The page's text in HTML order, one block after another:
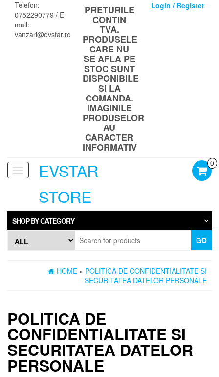
content
Telefon:
0752290779 / E-
mail:
vanzari@evstar.ro
PRETURILE
CONTIN
TVA.
PRODUSELE
CARE NU
SE AFLA PE
STOC SUNT
DISPONIBILE
SI LA
COMANDA.
IMAGINILE
PRODUSELOR
AU
CARACTER
INFORMATIV
Login / Register
Toggle
navigationEVSTAR
STORE
0
SHOP BY CATEGORY
GO
HOME » POLITICA DE CONFIDENTIALITATE SI
SECURITATEA DATELOR PERSONALE
POLITICA DE
CONFIDENTIALITATE SI
SECURITATEA DATELOR
PERSONALE